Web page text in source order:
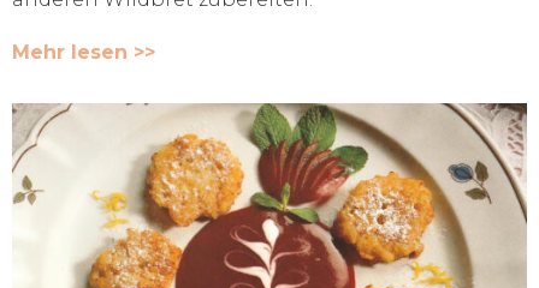
Mehr lesen >>